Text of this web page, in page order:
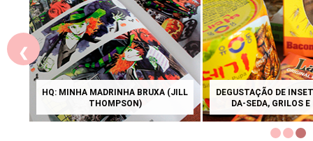
DAS LIÇÕES QUE APRENDI EM 2020
8 COISAS PARA FAZER
LAGOA
❮